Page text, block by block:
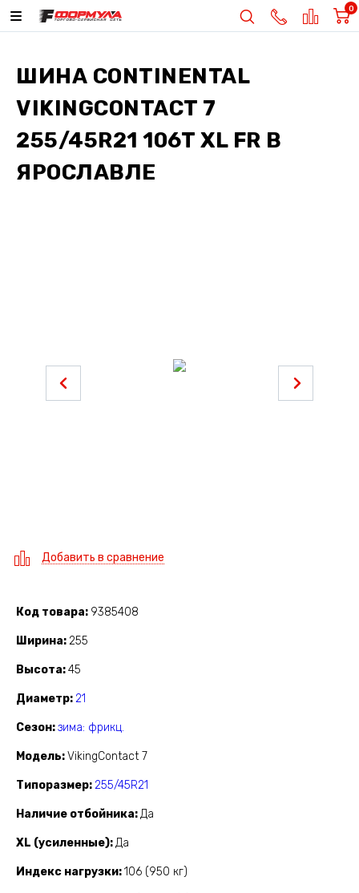
0
ШИНА CONTINENTAL
VIKINGCONTACT 7
255/45R21 106T XL FR В
ЯРОСЛАВЛЕ
Добавить в сравнение
Код товара 9385408
Ширина 255
Высота 45
Диаметр 21
Сезон зима: фрикц.
Модель VikingContact 7
Типоразмер 255/45R21
Наличие отбойника Да
XL (усиленные) Да
Индекс нагрузки 106 (950 кг)